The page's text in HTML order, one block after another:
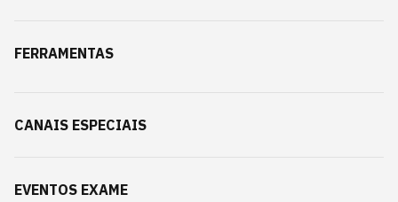
FERRAMENTAS
CANAIS ESPECIAIS
EVENTOS EXAME